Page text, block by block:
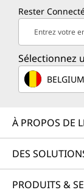
Rester
Entrez votre
Sélectionnez
À PROPOS DE
DES
PRODUITS &